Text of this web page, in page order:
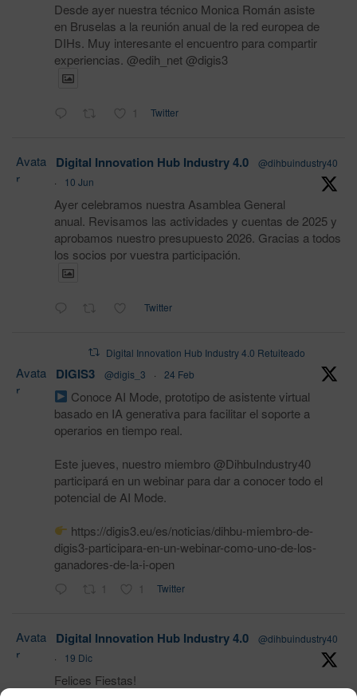
Desde ayer nuestra técnico Monica Román asiste
en Bruselas a la reunión anual de la red europea de
DIHs. Muy interesante el encuentro para compartir
experiencias. @edih_net @digis3
1 Twitter
Avata
r
Digital Innovation Hub Industry 4.0
@dihbuindustry40
·
10 Jun
Ayer celebramos nuestra Asamblea General
anual. Revisamos las actividades y cuentas de 2025 y
aprobamos nuestro presupuesto 2026. Gracias a todos
los socios por vuestra participación.
Twitter
Digital Innovation Hub Industry 4.0 Retuiteado
Avata
r
DIGIS3 @digis_3 · 24 Feb
Conoce AI Mode, prototipo de asistente virtual
basado en IA generativa para facilitar el soporte a
operarios en tiempo real.
Este jueves, nuestro miembro @DihbuIndustry40
participará en un webinar para dar a conocer todo el
potencial de AI Mode.
https://digis3.eu/es/noticias/dihbu-miembro-de-
digis3-participara-en-un-webinar-como-uno-de-los-
ganadores-de-la-i-open
1 1 Twitter
Avata
r
Digital Innovation Hub Industry 4.0
@dihbuindustry40
·
19 Dic
Felices Fiestas!